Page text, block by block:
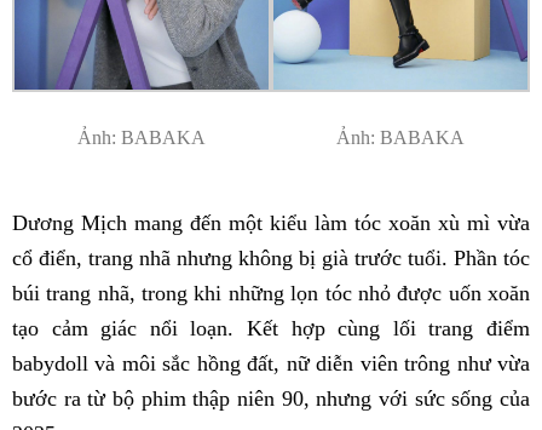
Ảnh: BABAKA Ảnh: BABAKA
Dương Mịch mang đến một kiểu làm tóc xoăn xù mì vừa
cổ điển, trang nhã nhưng không bị già trước tuổi. Phần tóc
búi trang nhã, trong khi những lọn tóc nhỏ được uốn xoăn
tạo cảm giác nổi loạn. Kết hợp cùng lối trang điểm
babydoll và môi sắc hồng đất, nữ diễn viên trông như vừa
bước ra từ bộ phim thập niên 90, nhưng với sức sống của